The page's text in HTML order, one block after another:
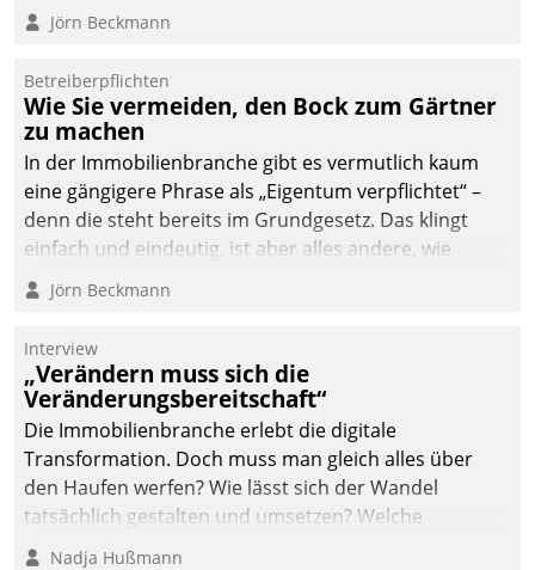
Jörn Beckmann
Betreiberpflichten
Wie Sie vermeiden, den Bock zum Gärtner
zu machen
In der Immobilienbranche gibt es vermutlich kaum
eine gängigere Phrase als „Eigentum verpflichtet“ –
denn die steht bereits im Grundgesetz. Das klingt
einfach und eindeutig, ist aber alles andere, wie
Branchenbeschäftigte wissen. Denn mit der
Verantwortung folgen Verpflichtungen.
Jörn Beckmann
Interview
„Verändern muss sich die
Veränderungsbereitschaft“
Die Immobilienbranche erlebt die digitale
Transformation. Doch muss man gleich alles über
den Haufen werfen? Wie lässt sich der Wandel
tatsächlich gestalten und umsetzen? Welche
Argumente zählen wirklich?
Nadja Hußmann